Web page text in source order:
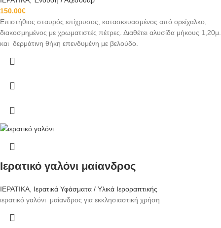
150.00€
Επιστήθιος σταυρός επίχρυσος, κατασκευασμένος από ορείχαλκο,
διακοσμημένος με χρωματιστές πέτρες. Διαθέτει αλυσίδα μήκους 1,20μ.
και δερμάτινη θήκη επενδυμένη με βελούδο.
Ιερατικό γαλόνι μαίανδρος
ΙΕΡΑΤΙΚΑ Ιερατικά Υφάσματα / Υλικά Ιεροραπτικής
ιερατικό γαλόνι μαίανδρος για εκκλησιαστική χρήση